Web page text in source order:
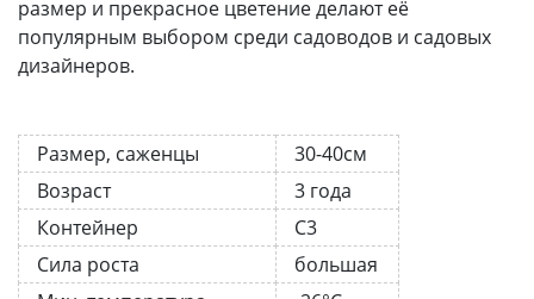
размер и прекрасное цветение делают её
популярным выбором среди садоводов и садовых
дизайнеров.
Размер, саженцы
30-40см
Возраст
3 года
Контейнер
С3
Сила роста
большая